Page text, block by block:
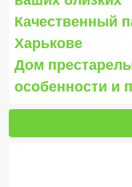
Качественный
Харькове
Дом
особенности и